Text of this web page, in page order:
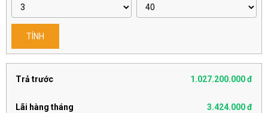
TÍNH
Trả trước 1.027.200.000 đ
Lãi hàng tháng 3.424.000 đ